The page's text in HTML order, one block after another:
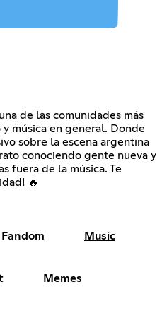
de las comunidades más
música en general. Donde
sobre la escena argentina
conociendo gente nueva y
fuera de la música. Te
🔥
Fandom Music
Memes